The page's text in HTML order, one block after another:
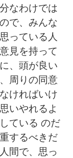
なわけでは
で、みんな
っている人
見を持って
、頭が良い
周りの同意
ければいけ
いやれるよ
ている のだ
するべきだ
間で、思っ